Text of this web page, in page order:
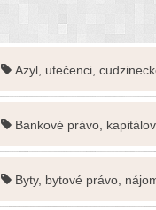
Azyl, utečenci,
Bankové právo,
Byty, bytové právo,